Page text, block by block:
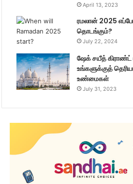
April 13, 2023
ரமலான் 2025
தொடங்கும்?
July 22, 2024
ஷேக் சயீத் கிராண்ட்
உங்களுக்குத்
உண்மைகள்
July 31, 2023